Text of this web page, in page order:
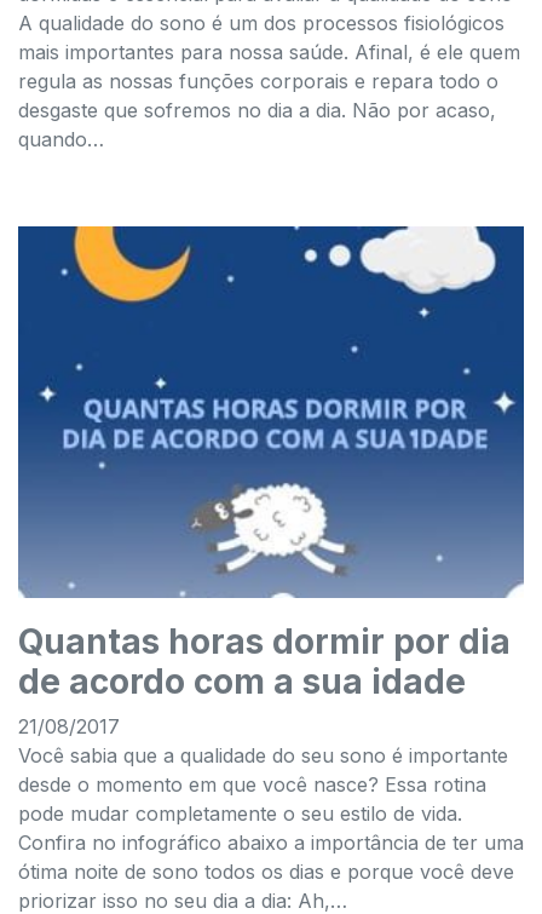
A qualidade do sono é um dos processos fisiológicos
mais importantes para nossa saúde. Afinal, é ele quem
regula as nossas funções corporais e repara todo o
desgaste que sofremos no dia a dia. Não por acaso,
quando…
Quantas horas dormir por dia
de acordo com a sua idade
21/08/2017
Você sabia que a qualidade do seu sono é importante
desde o momento em que você nasce? Essa rotina
pode mudar completamente o seu estilo de vida.
Confira no infográfico abaixo a importância de ter uma
ótima noite de sono todos os dias e porque você deve
priorizar isso no seu dia a dia: Ah,…